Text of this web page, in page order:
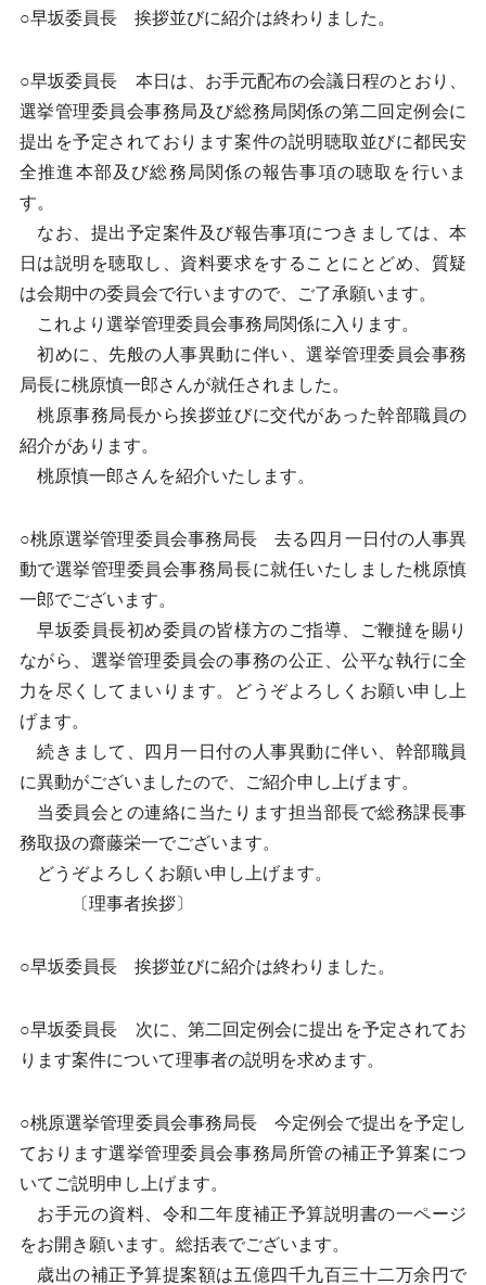
○早坂委員長 挨拶並びに紹介は終わりました。
○早坂委員長 本日は、お手元配布の会議日程のとおり、
選挙管理委員会事務局及び総務局関係の第二回定例会に
提出を予定されております案件の説明聴取並びに都民安
全推進本部及び総務局関係の報告事項の聴取を行いま
す。
なお、提出予定案件及び報告事項につきましては、本
日は説明を聴取し、資料要求をすることにとどめ、質疑
は会期中の委員会で行いますので、ご了承願います。
これより選挙管理委員会事務局関係に入ります。
初めに、先般の人事異動に伴い、選挙管理委員会事務
局長に桃原慎一郎さんが就任されました。
桃原事務局長から挨拶並びに交代があった幹部職員の
紹介があります。
桃原慎一郎さんを紹介いたします。
○桃原選挙管理委員会事務局長 去る四月一日付の人事異
動で選挙管理委員会事務局長に就任いたしました桃原慎
一郎でございます。
早坂委員長初め委員の皆様方のご指導、ご鞭撻を賜り
ながら、選挙管理委員会の事務の公正、公平な執行に全
力を尽くしてまいります。どうぞよろしくお願い申し上
げます。
続きまして、四月一日付の人事異動に伴い、幹部職員
に異動がございましたので、ご紹介申し上げます。
当委員会との連絡に当たります担当部長で総務課長事
務取扱の齋藤栄一でございます。
どうぞよろしくお願い申し上げます。
〔理事者挨拶〕
○早坂委員長 挨拶並びに紹介は終わりました。
○早坂委員長 次に、第二回定例会に提出を予定されてお
ります案件について理事者の説明を求めます。
○桃原選挙管理委員会事務局長 今定例会で提出を予定し
ております選挙管理委員会事務局所管の補正予算案につ
いてご説明申し上げます。
お手元の資料、令和二年度補正予算説明書の一ページ
をお開き願います。総括表でございます。
歳出の補正予算提案額は五億四千九百三十二万余円で